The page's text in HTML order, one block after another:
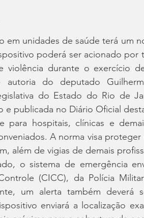
em unidades de saúde terá um
poderá ser acionado por
violência durante o exercício
autoria do deputado
do Estado do Rio de
e publicada no Diário Oficial
para hospitais, clínicas e
A norma visa
além de vigias de demais
o sistema de emergência
(CICC), da Polícia
um alerta também
enviará a localização